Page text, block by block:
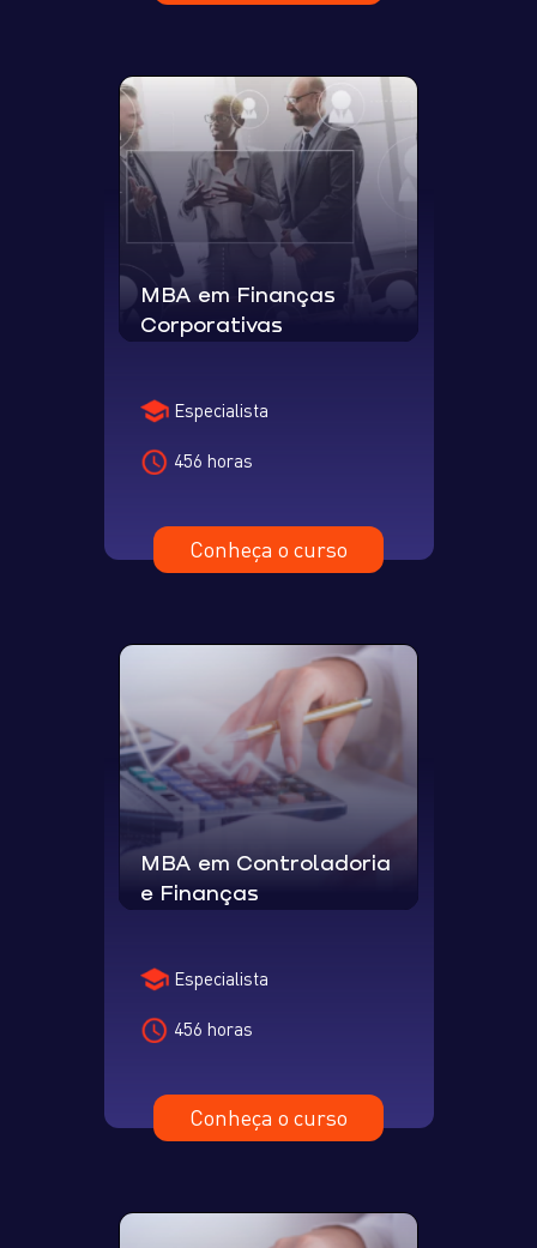
MBA em Finanças
Corporativas
Especialista
456 horas
Conheça o curso
MBA em Controladoria
e Finanças
Especialista
456 horas
Conheça o curso